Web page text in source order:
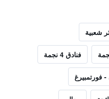
شعبية
فنادق 4 نجمة
فورتمبيرغ